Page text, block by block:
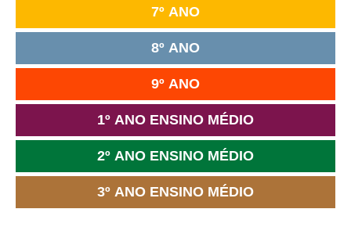
7º ANO
8º ANO
9º ANO
1º ANO ENSINO MÉDIO
2º ANO ENSINO MÉDIO
3º ANO ENSINO MÉDIO